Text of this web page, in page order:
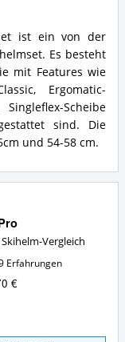
ist ein von der
Es besteht
mit Features wie
Ergomatic-
Scheibe
sind. Die
und 54-58 cm.
Vergleich
Erfahrungen
€